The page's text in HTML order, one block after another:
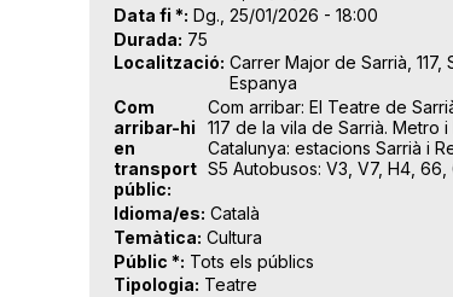
Data fi * Dg., 25/01/2026 - 18:00
Durada 75
Localització Carrer Major de Sarrià, 117,
Espanya
Com
arribar-hi
en
transport
públic
Com arribar: El Teatre de
117 de la vila de Sarrià. Metro
Catalunya: estacions Sarrià i
S5 Autobusos: V3, V7, H4, 66,
Idioma/es Català
Temàtica Cultura
Públic * Tots els públics
Tipologia Teatre